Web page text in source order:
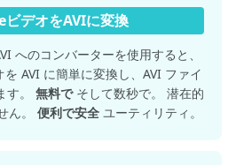
デオをAVIに変換
へのコンバーターを使用すると、
AVI に簡単に変換し、AVI ファイ
す。 無料でそして数秒で。 潜在的
ん。 便利で安全 ユーティリティ。